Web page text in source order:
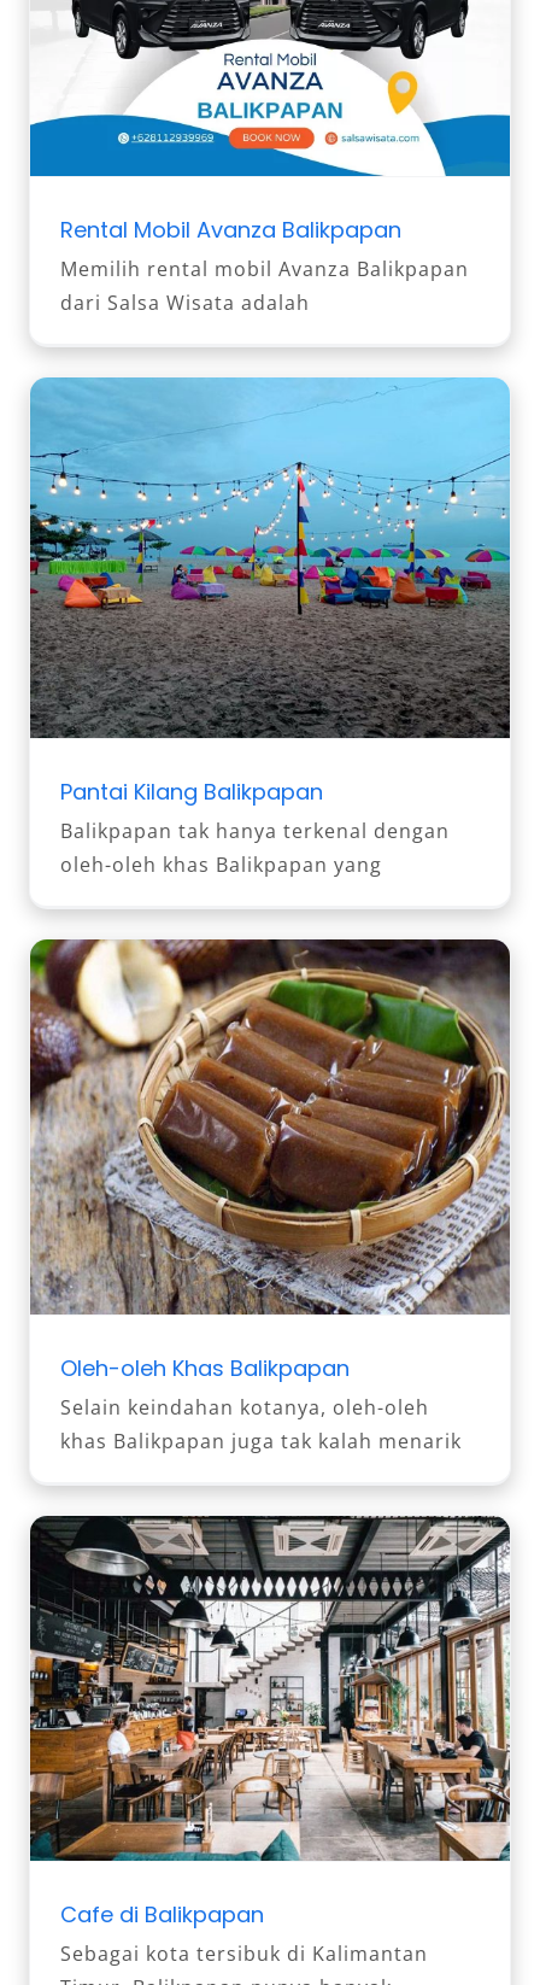
Rental Mobil Avanza Balikpapan
Memilih rental mobil Avanza Balikpapan
dari Salsa Wisata adalah
Pantai Kilang Balikpapan
Balikpapan tak hanya terkenal dengan
oleh-oleh khas Balikpapan yang
Oleh-oleh Khas Balikpapan
Selain keindahan kotanya, oleh-oleh
khas Balikpapan juga tak kalah menarik
Cafe di Balikpapan
Sebagai kota tersibuk di Kalimantan